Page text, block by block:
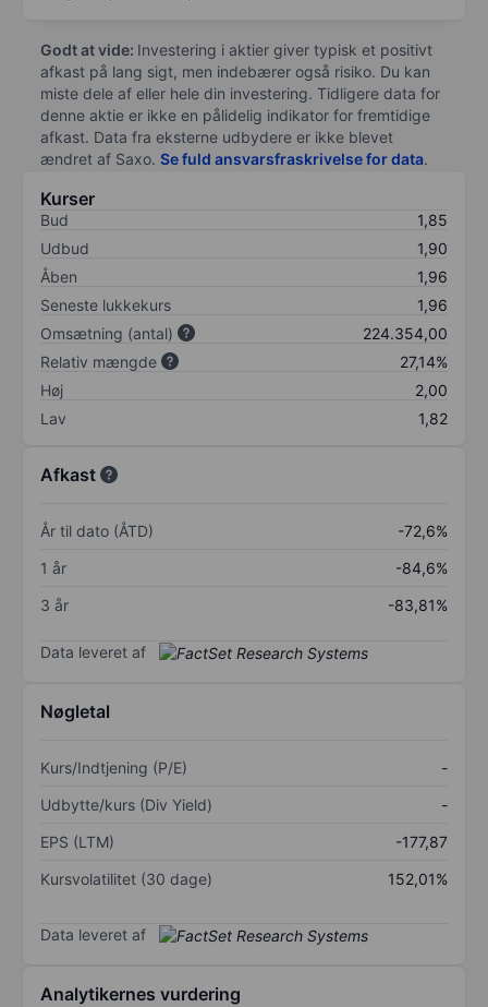
Godt at vide: Investering i aktier giver typisk et positivt
afkast på lang sigt, men indebærer også risiko. Du kan
miste dele af eller hele din investering. Tidligere data for
denne aktie er ikke en pålidelig indikator for fremtidige
afkast. Data fra eksterne udbydere er ikke blevet
ændret af Saxo. Se fuld ansvarsfraskrivelse for data.
Kurser
Bud
1,85
Udbud
1,90
Åben
1,96
Seneste lukkekurs
1,96
Omsætning (antal)
224.354,00
Relativ mængde
27,14%
Høj
2,00
Lav
1,82
Afkast
År til dato (ÅTD)
-72,6%
1 år
-84,6%
3 år
-83,81%
Data leveret af
Nøgletal
Kurs/Indtjening (P/E)
-
Udbytte/kurs (Div Yield)
-
EPS (LTM)
-177,87
Kursvolatilitet (30 dage)
152,01%
Data leveret af
Analytikernes vurdering